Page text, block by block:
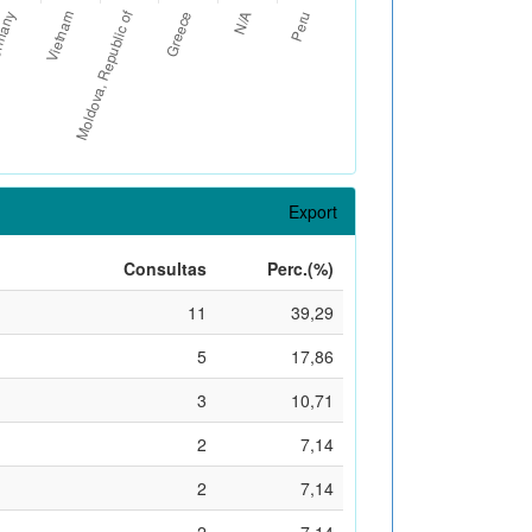
Export
Consultas
Perc.(%)
11
39,29
5
17,86
3
10,71
2
7,14
2
7,14